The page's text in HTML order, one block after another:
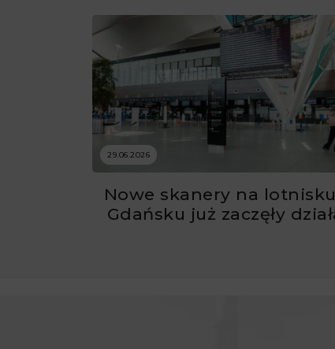
29.06.2026
Nowe skanery na
Gdańsku już zaczęły